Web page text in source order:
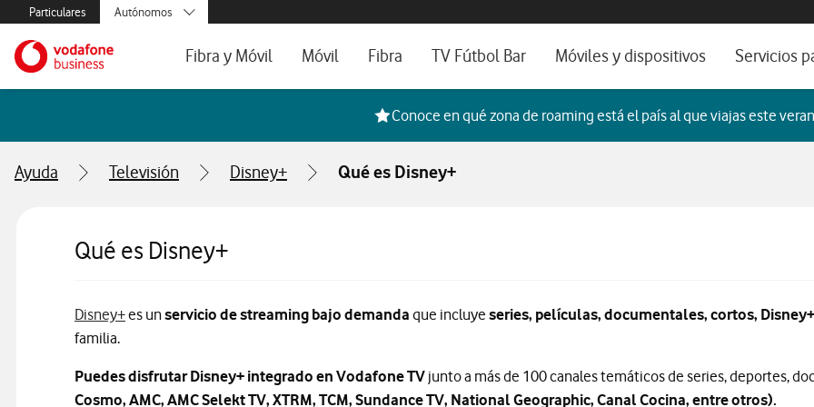
Menús secundarios. Enlace a particulares, empresas y autónomos, ayuda e idioma
Particulares
Menus de segmentación para empresas y autónomos
Autónomos
y AA.PP.
Ir a la pagina principal de vodafone.esFibra y Móvil
Configura tu tarifa
Mi Negocio Pro
Móvil
Tarifas de Móvil
Líneas adicionales
Fibra
Tarifas de Fibra óptica
Cobertura de Fibra
Teléfono fijo
TV Fútbol Bar Móviles y dispositivos
Catálogo de móviles
Ordenadores
Servicios
Servicios
Por ser
Conoce en qué zona de roaming está el país al que viajas este
Ayuda Televisión Disney+ Qué es Disney+
Qué es Disney+
Disney+Información sobre la plataforma de streaming del gigante del entretenimiento
es unservicio de streaming bajo demanda que incluye series, películas, documentales, cortos,
familia.
Puedes disfrutar Disney+ integrado en Vodafone TV junto a más de 100 canales temáticos de series, deportes,
Cosmo, AMC, AMC Selekt TV, XTRM, TCM, Sundance TV, National Geographic, Canal Cocina, entre otros).